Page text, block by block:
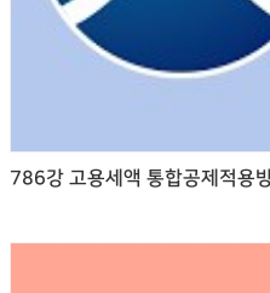
786강 고용세액 통합공제적용